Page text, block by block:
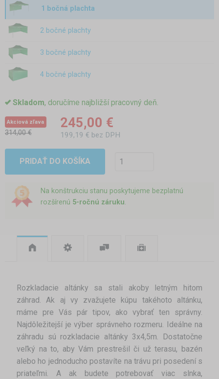
1 bočná plachta
2 bočné plachty
3 bočné plachty
4 bočné plachty
Skladom, doručíme najbližší pracovný deň.
Akciová zľava
314,00 €
245,00 €
199,19 € bez DPH
PRIDAŤ DO KOŠÍKA
Na konštrukciu stanu poskytujeme bezplatnú
rozšírenú 5-ročnú záruku.
Rozkladacie altánky sa stali akoby letným hitom
záhrad. Ak aj vy zvažujete kúpu takéhoto altánku,
máme pre Vás pár tipov, ako vybrať ten správny.
Najdôležitejší je výber správneho rozmeru. Ideálne na
záhradu sú rozkladacie altánky 3x4,5m. Dostatočne
veľký na to, aby Vám prestrešil či už terasu, bazén
alebo ho jednoducho postavíte na trávu pri posedení s
priateľmi. A ak budete potrebovať viac slnka,